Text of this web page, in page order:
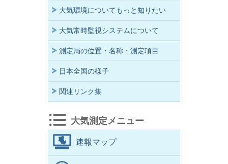
大気環境についてもっと知りたい
大気常時監視システムについて
測定局の位置・名称・測定項目
日本全国の様子
関連リンク集
大気測定メニュー
速報マップ